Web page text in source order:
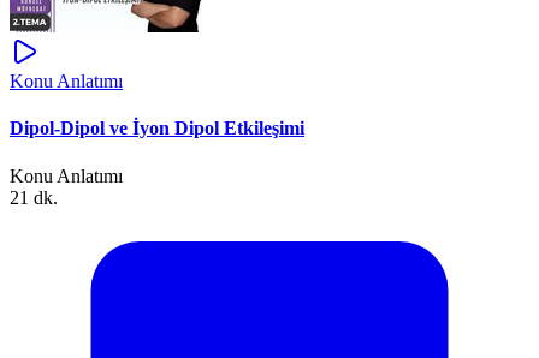
Konu Anlatımı
Dipol-Dipol ve İyon Dipol Etkileşimi
Konu Anlatımı
21 dk.